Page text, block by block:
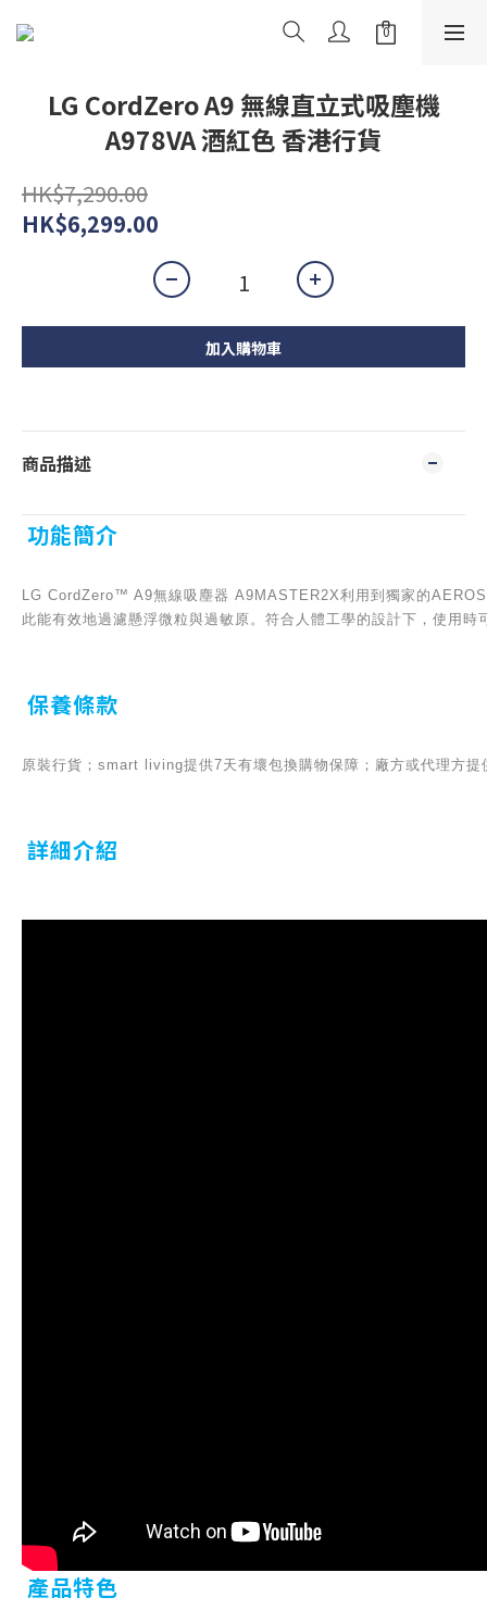
LG CordZero A9 無線直立式吸塵機
A978VA 酒紅色 香港行貨
HK$7,290.00
HK$6,299.00
加入購物車
商品描述
功能簡介
LG CordZero™ A9無線吸塵器 A9MASTER2X利用到獨家的
此能有效地過濾懸浮微粒與過敏原。符合人體工學的設計下，使用
保養條款
原裝行貨；smart living提供7天有壞包換購物保障；廠方或代理方提
詳細介紹
產品特色